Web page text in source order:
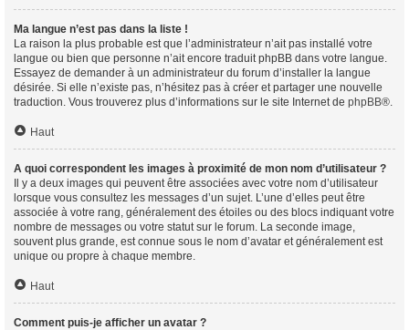
Ma langue n’est pas dans la liste !
La raison la plus probable est que l’administrateur n’ait pas installé votre
langue ou bien que personne n’ait encore traduit phpBB dans votre langue.
Essayez de demander à un administrateur du forum d’installer la langue
désirée. Si elle n’existe pas, n’hésitez pas à créer et partager une nouvelle
traduction. Vous trouverez plus d’informations sur le site Internet de phpBB®.
Haut
A quoi correspondent les images à proximité de mon nom d’utilisateur ?
Il y a deux images qui peuvent être associées avec votre nom d’utilisateur
lorsque vous consultez les messages d’un sujet. L’une d’elles peut être
associée à votre rang, généralement des étoiles ou des blocs indiquant votre
nombre de messages ou votre statut sur le forum. La seconde image,
souvent plus grande, est connue sous le nom d’avatar et généralement est
unique ou propre à chaque membre.
Haut
Comment puis-je afficher un avatar ?